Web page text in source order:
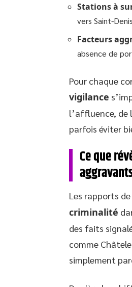
Stations à
vers Saint-
Facteurs
absence de
Pour chaque
vigilance
l’affluence, de
parfois éviter
Ce que
Les rapports
criminalité
des faits
comme
simplement